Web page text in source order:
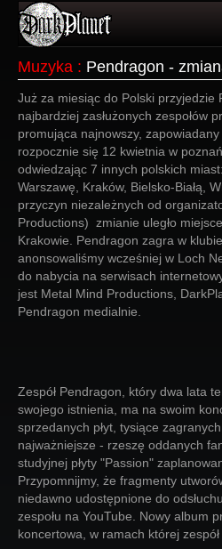
Wydarzenia
Galeria
Forum
Więcej
Login
Muzyka : Pendragon -
Już za miesiąc do Polski przyjedzie
najbardziej zasłużonych zespołów
promująca najnowszy,
rozpocznie się 12 kwietnia w
odwiedzając 7 innych polskich
Warszawę, Kraków, Bielsko-Białą,
przyczyn niezależnych od
Productions) zmianie uległo
Krakowie. Pendragon zagra w
anonsowaliśmy wcześniej w Loch
do nabycia na serwisach
jest Metal Mind Productions,
Pendragon medialnie.
Zespół Pendragon, który dwa lata
swojego istnienia, ma na swoim
sprzedanych płyt, tysiące
najważniejsze - rzeszę oddanych
studyjnej płyty "Passion"
Przypomnijmy, że fragmenty
niedawno udostępnione do
zespołu na YouTube. Nowy album
koncertowa, w ramach której